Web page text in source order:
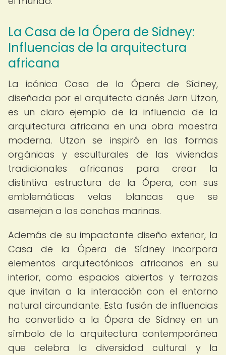
La Casa de la Ópera de Sidney:
Influencias de la arquitectura
africana
La icónica Casa de la Ópera de Sídney,
diseñada por el arquitecto danés Jørn Utzon,
es un claro ejemplo de la influencia de la
arquitectura africana en una obra maestra
moderna. Utzon se inspiró en las formas
orgánicas y esculturales de las viviendas
tradicionales africanas para crear la
distintiva estructura de la Ópera, con sus
emblemáticas velas blancas que se
asemejan a las conchas marinas.
Además de su impactante diseño exterior, la
Casa de la Ópera de Sídney incorpora
elementos arquitectónicos africanos en su
interior, como espacios abiertos y terrazas
que invitan a la interacción con el entorno
natural circundante. Esta fusión de influencias
ha convertido a la Ópera de Sídney en un
símbolo de la arquitectura contemporánea
que celebra la diversidad cultural y la